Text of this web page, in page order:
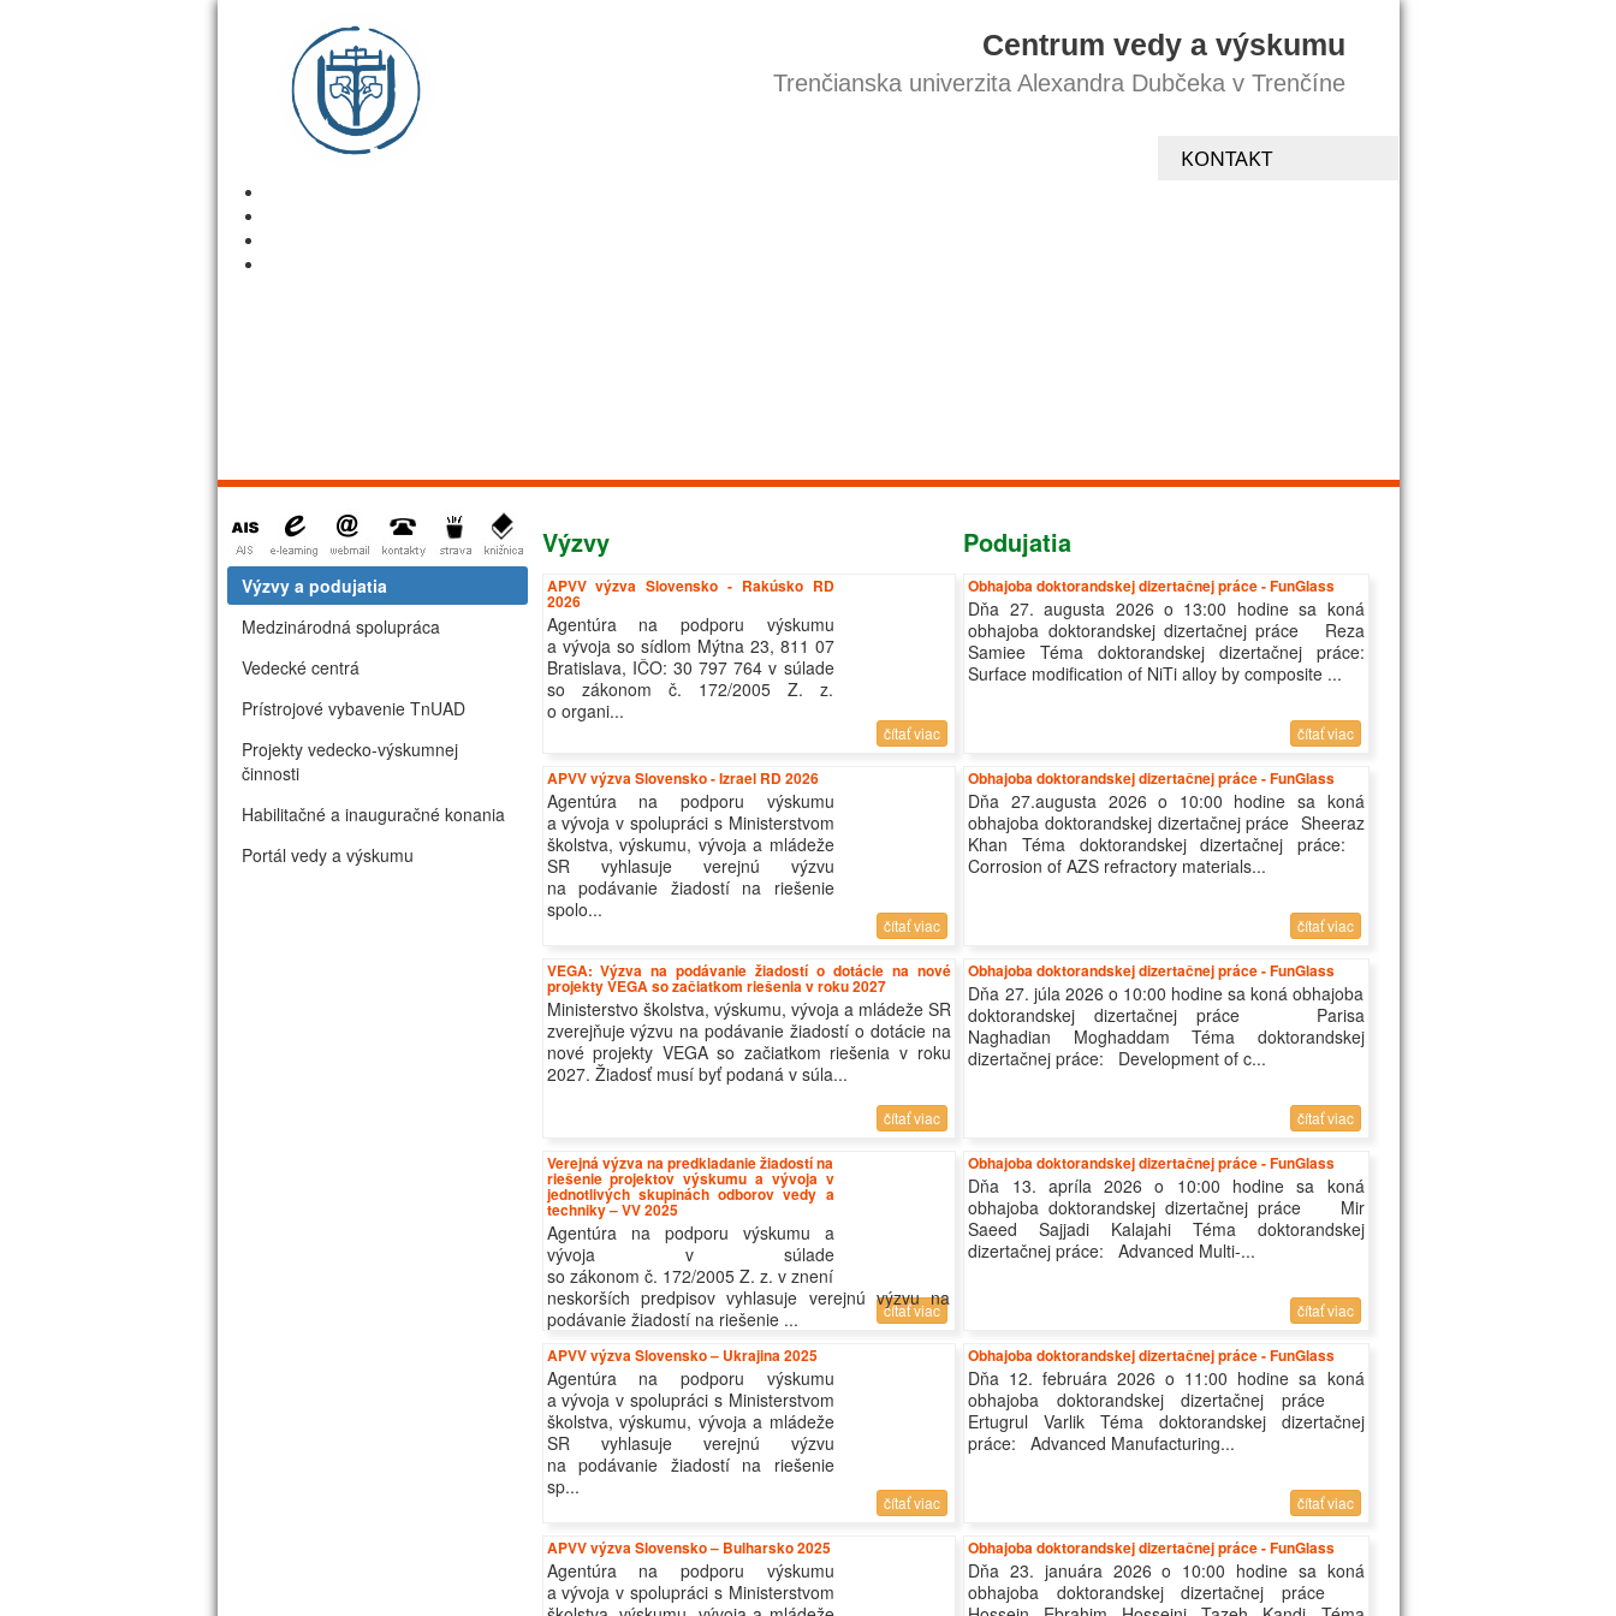
Centrum vedy a výskumu
Trenčianska univerzita Alexandra Dubčeka v Trenčíne
KONTAKT
Podujatia
Obhajoba doktorandskej dizertačnej práce - FunGlass
Dňa 27. augusta 2026 o 13:00 hodine sa koná
obhajoba doktorandskej dizertačnej práce Reza
Samiee Téma doktorandskej dizertačnej práce:
Surface modification of NiTi alloy by composite ...
čítať viac
Obhajoba doktorandskej dizertačnej práce - FunGlass
Dňa 27.augusta 2026 o 10:00 hodine sa koná
obhajoba doktorandskej dizertačnej práce Sheeraz
Khan Téma doktorandskej dizertačnej práce:
Corrosion of AZS refractory materials...
čítať viac
Obhajoba doktorandskej dizertačnej práce - FunGlass
Dňa 27. júla 2026 o 10:00 hodine sa koná obhajoba
doktorandskej dizertačnej práce Parisa
Naghadian Moghaddam Téma doktorandskej
dizertačnej práce: Development of c...
čítať viac
Obhajoba doktorandskej dizertačnej práce - FunGlass
Dňa 13. apríla 2026 o 10:00 hodine sa koná
obhajoba doktorandskej dizertačnej práce Mir
Saeed Sajjadi Kalajahi Téma doktorandskej
dizertačnej práce: Advanced Multi-...
čítať viac
Obhajoba doktorandskej dizertačnej práce - FunGlass
Dňa 12. februára 2026 o 11:00 hodine sa koná
obhajoba doktorandskej dizertačnej práce
Ertugrul Varlik Téma doktorandskej dizertačnej
práce: Advanced Manufacturing...
čítať viac
Obhajoba doktorandskej dizertačnej práce - FunGlass
Dňa 23. januára 2026 o 10:00 hodine sa koná
obhajoba doktorandskej dizertačnej práce
Výzvy
APVV výzva Slovensko - Rakúsko RD
2026
Agentúra na podporu výskumu
a vývoja so sídlom Mýtna 23, 811 07
Bratislava, IČO: 30 797 764 v súlade
so zákonom č. 172/2005 Z. z.
o organi...
čítať viac
APVV výzva Slovensko - Izrael RD 2026
Agentúra na podporu výskumu
a vývoja v spolupráci s Ministerstvom
školstva, výskumu, vývoja a mládeže
SR vyhlasuje verejnú výzvu
na podávanie žiadostí na riešenie
spolo...
čítať viac
VEGA: Výzva na podávanie žiadostí o dotácie na nové
projekty VEGA so začiatkom riešenia v roku 2027
Ministerstvo školstva, výskumu, vývoja a mládeže SR
zverejňuje výzvu na podávanie žiadostí o dotácie na
nové projekty VEGA so začiatkom riešenia v roku
2027. Žiadosť musí byť podaná v súla...
čítať viac
Verejná výzva na predkladanie žiadostí na
riešenie projektov výskumu a vývoja v
jednotlivých skupinách odborov vedy a
techniky – VV 2025
Agentúra na podporu výskumu a
vývoja v súlade
so zákonom č. 172/2005 Z. z. v znení
neskorších predpisov vyhlasuje verejnú výzvu na
podávanie žiadostí na riešenie ...
čítať viac
APVV výzva Slovensko – Ukrajina 2025
Agentúra na podporu výskumu
a vývoja v spolupráci s Ministerstvom
školstva, výskumu, vývoja a mládeže
SR vyhlasuje verejnú výzvu
na podávanie žiadostí na riešenie
sp...
čítať viac
APVV výzva Slovensko – Bulharsko 2025
Agentúra na podporu výskumu
a vývoja v spolupráci s Ministerstvom
Výzvy a podujatia
Medzinárodná spolupráca
Vedecké centrá
Prístrojové vybavenie TnUAD
Projekty vedecko-výskumnej
činnosti
Habilitačné a inauguračné konania
Portál vedy a výskumu